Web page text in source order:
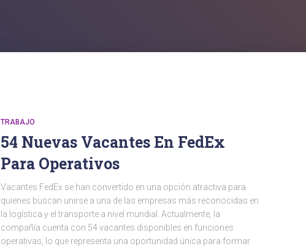
TRABAJO
54 Nuevas Vacantes En FedEx
Para Operativos
Vacantes FedEx se han convertido en una opción atractiva para
quienes buscan unirse a una de las empresas más reconocidas en
la logística y el transporte a nivel mundial. Actualmente, la
compañía cuenta con 54 vacantes disponibles en funciones
operativas, lo que representa una oportunidad única para formar